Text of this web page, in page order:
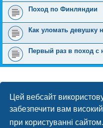
Цей вебсайт
забезпечити вам
при користуванні сайтом.
Поход по Финляндии
Как уломать девушку
Первый раз в поход с
ХТО ЗАРАЗ ОНЛАЙН
Зараз переглядають цей форум:
Магазин спорядження